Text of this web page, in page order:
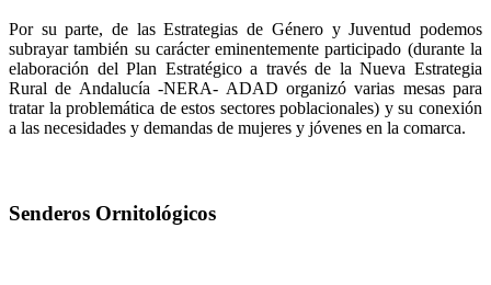
Por su parte, de las Estrategias de Género y Juventud podemos
subrayar también su carácter eminentemente participado (durante la
elaboración del Plan Estratégico a través de la Nueva Estrategia
Rural de Andalucía -NERA- ADAD organizó varias mesas para
tratar la problemática de estos sectores poblacionales) y su conexión
a las necesidades y demandas de mujeres y jóvenes en la comarca.
Senderos Ornitológicos